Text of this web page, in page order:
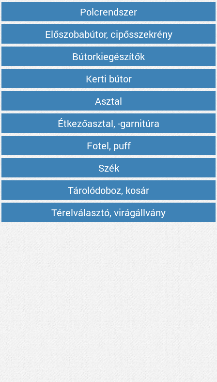
Polcrendszer
Előszobabútor, cipősszekrény
Bútorkiegészítők
Kerti bútor
Asztal
Étkezőasztal, -garnitúra
Fotel, puff
Szék
Tárolódoboz, kosár
Térelválasztó, virágállvány